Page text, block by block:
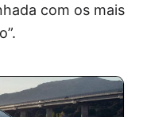
com os mais